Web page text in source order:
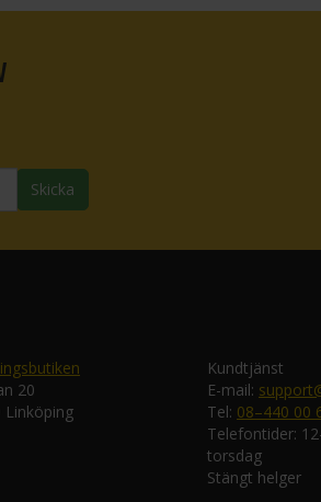
Skicka
20
Linköping
Kundtjänst
E-mail:
Tel: 08–440 00
Telefontider:
torsdag
Stängt helger